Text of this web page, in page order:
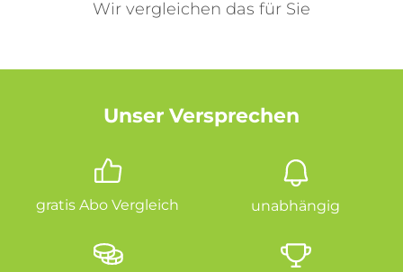
Wir vergleichen das für Sie
Unser Versprechen
gratis Abo Vergleich unabhängig